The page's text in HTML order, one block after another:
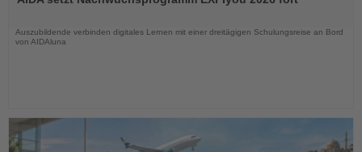
die
Auszubildende verbinden digitales Lernen mit einer dreitägigen Schulungsreise an Bord
von AIDAluna